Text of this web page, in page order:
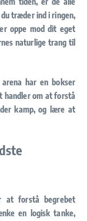
træder ind i ringen,
oppe mod dit eget
naturlige trang til
har en bokser
handler om at forstå
kamp, og lære at
at forstå begrebet
en logisk tanke,